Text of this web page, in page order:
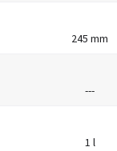
245 mm
---
1 l